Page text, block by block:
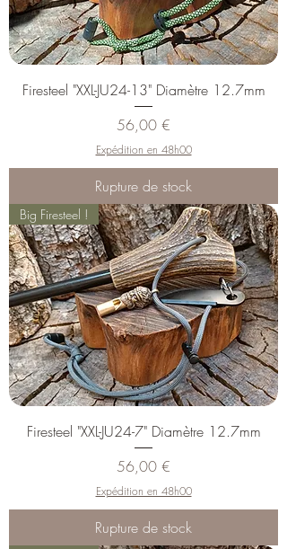
Firesteel "XXL-JU24-13" Diamètre 12.7mm
Prix
56,00 €
Expédition en 48h00
Rupture de stock
Big Firesteel !
Firesteel "XXL-JU24-7" Diamètre 12.7mm
Prix
56,00 €
Expédition en 48h00
Rupture de stock